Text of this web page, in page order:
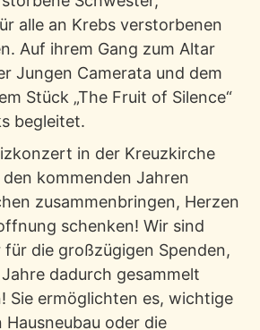
alle an Krebs verstorbenen
Auf ihrem Gang zum Altar
Jungen Camerata und dem
Stück „The Fruit of Silence“
begleitet.
in der Kreuzkirche
kommenden Jahren
zusammenbringen, Herzen
schenken! Wir sind
die großzügigen Spenden,
dadurch gesammelt
Sie ermöglichten es, wichtige
oder die